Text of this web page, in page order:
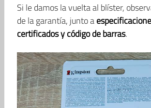
Si le damos la vuelta al blíster,
de la garantía, junto a
certificados y código de barras.